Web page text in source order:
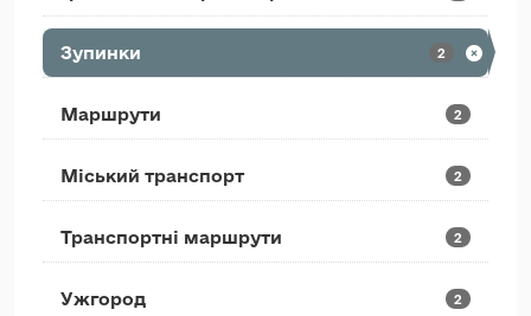
Зупинки 2
Маршрути 2
Міський транспорт 2
Транспортні маршрути 2
Ужгород 2